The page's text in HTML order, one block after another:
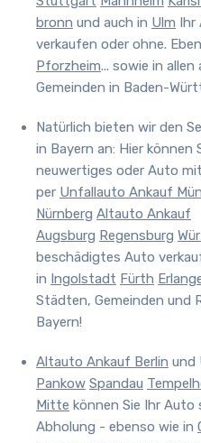
bronn und auch in Ulm Ihr
verkaufen oder ohne.
Pforzheim... sowie in
Gemeinden in Baden-
Natürlich bieten wir den
in Bayern an: Hier können
neuwertiges oder Auto
per Unfallauto Ankauf
Nürnberg Altauto Ankauf
Augsburg Regensburg
beschädigtes Auto
in Ingolstadt Fürth
Städten, Gemeinden und
Bayern!
Altauto Ankauf Berlin und
Pankow Spandau
Mitte können Sie Ihr
Abholung - ebenso wie in